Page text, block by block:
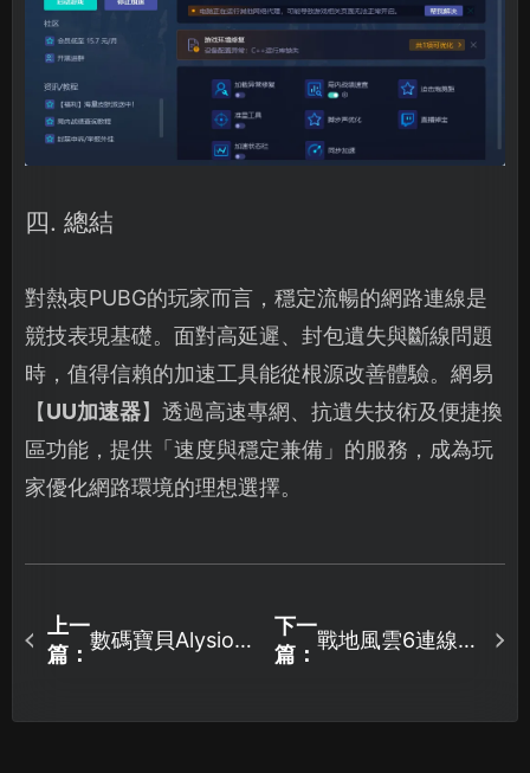
四. 總結
對熱衷PUBG的玩家而言，穩定流暢的網路連線是
競技表現基礎。面對高延遲、封包遺失與斷線問題
時，值得信賴的加速工具能從根源改善體驗。網易
【UU加速器】透過高速專網、抗遺失技術及便捷換
區功能，提供「速度與穩定兼備」的服務，成為玩
家優化網路環境的理想選擇。
上一
篇：
數碼寶貝Alysion
對策！
下一
篇：
戰地風雲6連線失
到網路優化全攻